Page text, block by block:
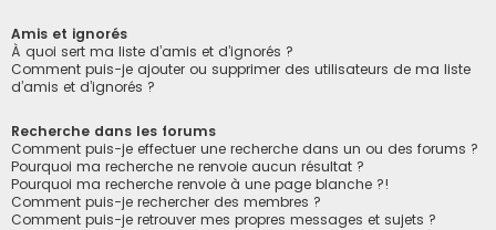
Amis et ignorés
À quoi sert ma liste d’amis et d’ignorés ?
Comment puis-je ajouter ou supprimer des utilisateurs de ma liste
d’amis et d’ignorés ?
Recherche dans les forums
Comment puis-je effectuer une recherche dans un ou des forums ?
Pourquoi ma recherche ne renvoie aucun résultat ?
Pourquoi ma recherche renvoie à une page blanche ?!
Comment puis-je rechercher des membres ?
Comment puis-je retrouver mes propres messages et sujets ?